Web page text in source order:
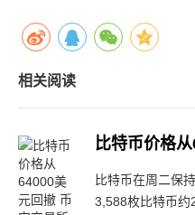
相关阅读
比特币价格
比特币在周二保
3,588枚比特币约